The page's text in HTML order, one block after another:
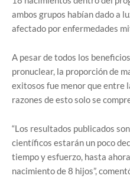
ambos grupos habían dado a
afectado por enfermedades
A pesar de todos los
pronuclear, la proporción de
exitosos fue menor que entre
razones de esto solo se
“Los resultados publicados
científicos estarán un poco
tiempo y esfuerzo, hasta
nacimiento de 8 hijos”,